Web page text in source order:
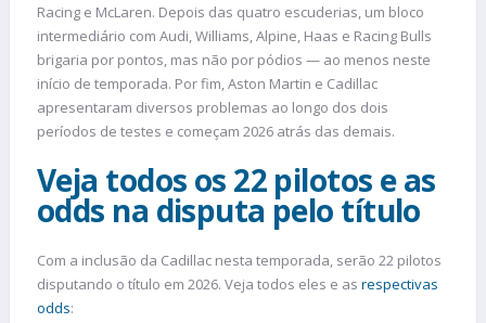
Racing e McLaren. Depois das quatro escuderias, um bloco
intermediário com Audi, Williams, Alpine, Haas e Racing Bulls
brigaria por pontos, mas não por pódios — ao menos neste
início de temporada. Por fim, Aston Martin e Cadillac
apresentaram diversos problemas ao longo dos dois
períodos de testes e começam 2026 atrás das demais.
Veja todos os 22 pilotos e as
odds na disputa pelo título
Com a inclusão da Cadillac nesta temporada, serão 22 pilotos
disputando o título em 2026. Veja todos eles e as respectivas
odds: